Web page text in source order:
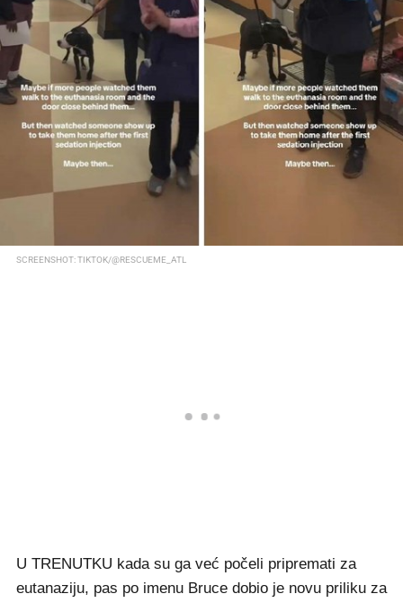
SCREENSHOT: TIKTOK/@RESCUEME_ATL
U TRENUTKU kada su ga već počeli pripremati za
eutanaziju, pas po imenu Bruce dobio je novu priliku za